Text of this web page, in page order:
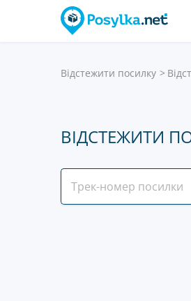
Відстежити посилку
ВІДСТЕЖИТИ